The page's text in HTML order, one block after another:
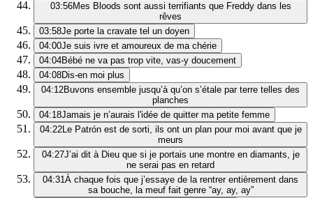
03:56Mes Bloods sont aussi terrifiants que Freddy dans les
rêves
03:58Je porte la cravate tel un doyen
04:00Je suis ivre et amoureux de ma chérie
04:04Bébé ne va pas trop vite, vas-y doucement
04:08Dis-en moi plus
04:12Buvons ensemble jusqu’à qu’on s’étale par terre telles des
planches
04:18Jamais je n’aurais l'idée de quitter ma petite femme
04:22Le Patrón est de sorti, ils ont un plan pour moi avant que je
meurs
04:27J’ai dit à Dieu que si je portais une montre en diamants, je
ne serai pas en retard
04:31À chaque fois que j’essaye de la rentrer entièrement dans
sa bouche, la meuf fait genre “ay, ay, ay”